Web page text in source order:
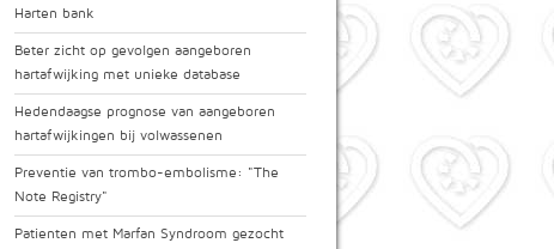
Harten bank
Beter zicht op gevolgen aangeboren
hartafwijking met unieke database
Hedendaagse prognose van aangeboren
hartafwijkingen bij volwassenen
Preventie van trombo-embolisme: "The
Note Registry"
Patienten met Marfan Syndroom gezocht